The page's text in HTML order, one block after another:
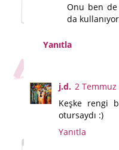
Onu ben de
da
Yanıtla
j.d. 2 Temmuz
Keşke rengi
otursaydı :)
Yanıtla